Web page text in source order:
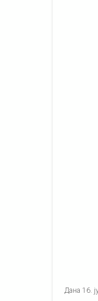
Дана 16.